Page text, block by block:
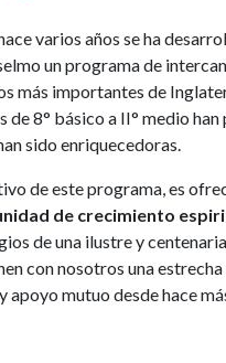
varios años se ha
un programa de
más importantes de
de 8° básico a II° medio
sido enriquecedoras.
de este programa, es
de crecimiento
de una ilustre y
con nosotros una
apoyo mutuo desde hace